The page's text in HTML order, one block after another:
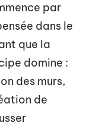
par
dans le
que la
domine :
des murs,
de